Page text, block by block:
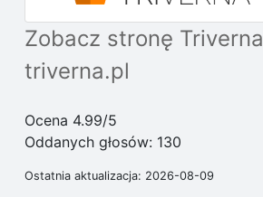
Zobacz stronę Triverna
triverna.pl
Ocena 4.99/5
Oddanych głosów: 130
Ostatnia aktualizacja: 2026-08-09